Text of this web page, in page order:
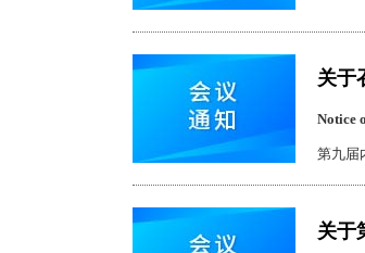
关于
Notice
第九届
关于